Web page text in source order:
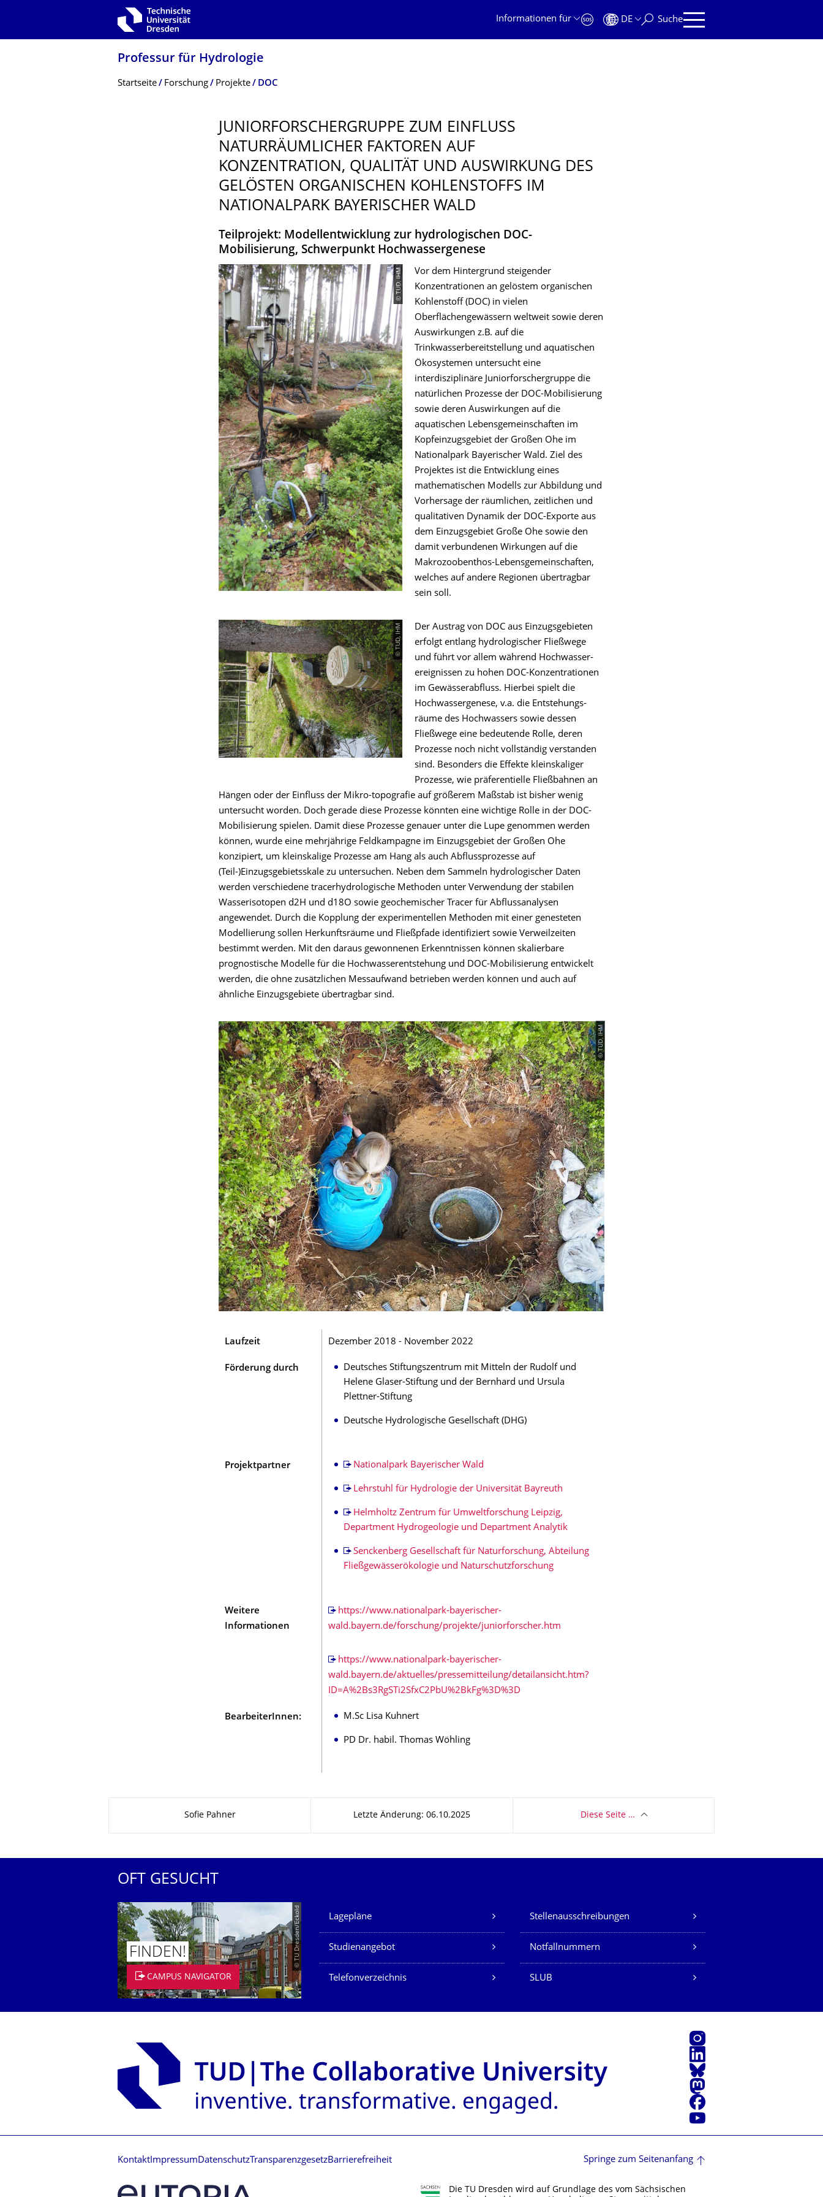
Zur Hauptnavigation springen
Informationen für
DE Suche
Professur für Hydrologie
Breadcrumb-Menü
Startseite Forschung Projekte DOC
JUNIORFORSCHER­GRUPPE ZUM EINFLUSS
NATURRÄUMLICHER FAKTOREN AUF
KONZENTRATION, QUALITÄT UND AUSWIRKUNG DES
GELÖSTEN ORGANISCHEN KOHLENSTOFFS IM
NATIONALPARK BAYERISCHER WALD
Teilprojekt: Modellentwicklung zur hydrologischen DOC-
Mobilisierung, Schwerpunkt Hochwassergenese
© TUD, IHM
Vor dem Hintergrund steigender
Konzentrationen an gelöstem organischen
Kohlenstoff (DOC) in vielen
Oberflächengewässern weltweit sowie deren
Auswirkungen z.B. auf die
Trinkwasserbereitstellung und aquatischen
Ökosystemen untersucht eine
interdisziplinäre Juniorforschergruppe die
natürlichen Prozesse der DOC-Mobilisierung
sowie deren Auswirkungen auf die
aquatischen Lebensgemeinschaften im
Kopfeinzugsgebiet der Großen Ohe im
Nationalpark Bayerischer Wald. Ziel des
Projektes ist die Entwicklung eines
mathematischen Modells zur Abbildung und
Vorhersage der räumlichen, zeitlichen und
qualitativen Dynamik der DOC-Exporte aus
dem Einzugsgebiet Große Ohe sowie den
damit verbundenen Wirkungen auf die
Makrozoobenthos-Lebensgemeinschaften,
welches auf andere Regionen übertragbar
sein soll.
© TUD, IHM
Der Austrag von DOC aus Einzugsgebieten
erfolgt entlang hydrologischer Fließwege
und führt vor allem während Hochwasser-
ereignissen zu hohen DOC-Konzentrationen
im Gewässerabfluss. Hierbei spielt die
Hochwassergenese, v.a. die Entstehungs-
räume des Hochwassers sowie dessen
Fließwege eine bedeutende Rolle, deren
Prozesse noch nicht vollständig verstanden
sind. Besonders die Effekte kleinskaliger
Prozesse, wie präferentielle Fließbahnen an
Hängen oder der Einfluss der Mikro-topografie auf größerem Maßstab ist bisher wenig
untersucht worden. Doch gerade diese Prozesse könnten eine wichtige Rolle in der DOC-
Mobilisierung spielen. Damit diese Prozesse genauer unter die Lupe genommen werden
können, wurde eine mehrjährige Feldkampagne im Einzugsgebiet der Großen Ohe
konzipiert, um kleinskalige Prozesse am Hang als auch Abflussprozesse auf
(Teil-)Einzugsgebietsskale zu untersuchen. Neben dem Sammeln hydrologischer Daten
werden verschiedene tracerhydrologische Methoden unter Verwendung der stabilen
Wasserisotopen d2H und d18O sowie geochemischer Tracer für Abflussanalysen
angewendet. Durch die Kopplung der experimentellen Methoden mit einer genesteten
Modellierung sollen Herkunftsräume und Fließpfade identifiziert sowie Verweilzeiten
bestimmt werden. Mit den daraus gewonnenen Erkenntnissen können skalierbare
prognostische Modelle für die Hochwasserentstehung und DOC-Mobilisierung entwickelt
werden, die ohne zusätzlichen Messaufwand betrieben werden können und auch auf
ähnliche Einzugsgebiete übertragbar sind.
© TUD, IHM
Laufzeit Dezember 2018 - November 2022
Förderung durch
Deutsches Stiftungszentrum mit Mitteln der Rudolf und
Helene Glaser-Stiftung und der Bernhard und Ursula
Plettner-Stiftung
Deutsche Hydrologische Gesellschaft (DHG)
Projektpartner Nationalpark Bayerischer Wald
Lehrstuhl für Hydrologie der Universität Bayreuth
Helmholtz Zentrum für Umweltforschung Leipzig,
Department Hydrogeologie und Department Analytik
Senckenberg Gesellschaft für Naturforschung, Abteilung
Fließgewässerökologie und Naturschutzforschung
Weitere
Informationen
https://www.nationalpark-bayerischer-
wald.bayern.de/forschung/projekte/juniorforscher.htm
https://www.nationalpark-bayerischer-
wald.bayern.de/aktuelles/pressemitteilung/detailansicht.htm?
ID=A%2Bs3RgSTi2SfxC2PbU%2BkFg%3D%3D
BearbeiterInnen: M.Sc Lisa Kuhnert
PD Dr. habil. Thomas Wöhling
Sofie Pahner Letzte Änderung: 06.10.2025 Diese Seite …
OFT GESUCHT
© TU Dresden/Eckold
FINDEN!
CAMPUS NAVIGATOR
Unsere Dienste
Lagepläne Stellenausschreibungen
Studienangebot Notfallnummern
Telefonverzeichnis SLUB
Instagram
LinkedIn
Bluesky
Mastodon
Facebook
Youtube
Kontakt Impressum DatenschutzTransparenzgesetzBarrierefreiheit Springe zum Seitenanfang
Die TU Dresden wird auf Grundlage des vom Sächsischen